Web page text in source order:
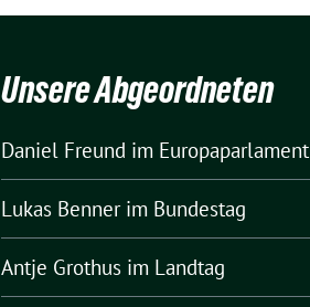
Unsere Abgeordneten
Daniel Freund im Europaparlament
Lukas Bennerim Bundestag
Antje Grothus im Landtag